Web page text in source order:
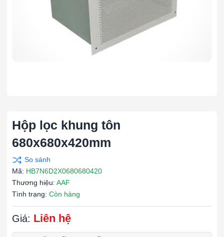
Hộp lọc khung tôn
680x680x420mm
Mã: HB7N6D2X0680680420
Thương hiệu: AAF
Tình trạng: Còn hàng
Giá: Liên hệ